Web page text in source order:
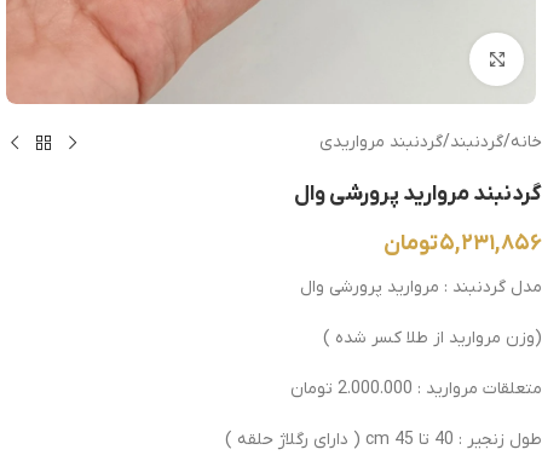
بزرگنمایی تصویر
خانه/گردنبند/گردنبند مرواریدی
گردنبند مروارید پرورشی وال
۵,۲۳۱,۸۵۶تومان
مدل گردنبند : مروارید پرورشی وال
(وزن مروارید از طلا کسر شده )
متعلقات مروارید : 2.000.000 تومان
طول زنجیر : 40 تا 45 cm ( دارای رگلاژ حلقه )